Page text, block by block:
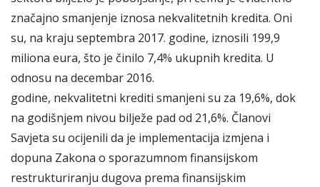
značajno smanjenje iznosa nekvalitetnih kredita. Oni
su, na kraju septembra 2017. godine, iznosili 199,9
miliona eura, što je činilo 7,4% ukupnih kredita. U
odnosu na decembar 2016.
godine, nekvalitetni krediti smanjeni su za 19,6%, dok
na godišnjem nivou bilježe pad od 21,6%. Članovi
Savjeta su ocijenili da je implementacija izmjena i
dopuna Zakona o sporazumnom finansijskom
restrukturiranju dugova prema finansijskim